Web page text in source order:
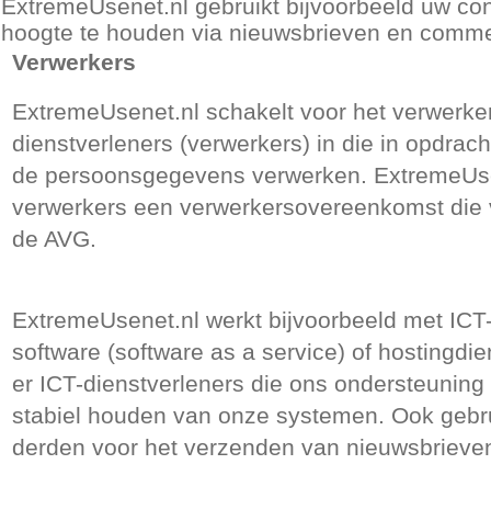
ExtremeUsenet.nl gebruikt bijvoorbeeld uw
hoogte te houden via nieuwsbrieven en
Verwerkers
ExtremeUsenet.nl schakelt voor het
dienstverleners (verwerkers) in die in
de persoonsgegevens verwerken.
verwerkers een verwerkersovereenkomst
de AVG.
ExtremeUsenet.nl werkt bijvoorbeeld met
software (software as a service) of
er ICT-dienstverleners die ons
stabiel houden van onze systemen. Ook
derden voor het verzenden van